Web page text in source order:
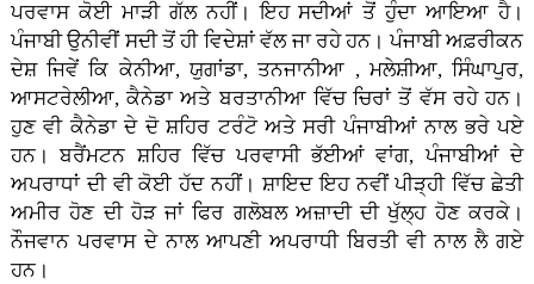
ਪਰਵਾਸ ਕੋਈ ਮਾੜੀ ਗੱਲ ਨਹੀਂ। ਇਹ ਸਦੀਆਂ ਤੋਂ ਹੁੰਦਾ ਆਇਆ ਹੈ।
ਪੰਜਾਬੀ ਉਨੀਵੀਂ ਸਦੀ ਤੋਂ ਹੀ ਵਿਦੇਸ਼ਾਂ ਵੱਲ ਜਾ ਰਹੇ ਹਨ। ਪੰਜਾਬੀ ਅਫ਼ਰੀਕਨ
ਦੇਸ਼ ਜਿਵੇਂ ਕਿ ਕੇਨੀਆ, ਯੁਗਾਂਡਾ, ਤਨਜਾਨੀਆ , ਮਲੇਸ਼ੀਆ, ਸਿੰਘਾਪੁਰ,
ਆਸਟਰੇਲੀਆ, ਕੈਨੇਡਾ ਅਤੇ ਬਰਤਾਨੀਆ ਵਿੱਚ ਚਿਰਾਂ ਤੋਂ ਵੱਸ ਰਹੇ ਹਨ।
ਹੁਣ ਵੀ ਕੈਨੇਡਾ ਦੇ ਦੋ ਸ਼ਹਿਰ ਟਰੰਟੋ ਅਤੇ ਸਰੀ ਪੰਜਾਬੀਆਂ ਨਾਲ ਭਰੇ ਪਏ
ਹਨ। ਬਰੈਂਮਟਨ ਸ਼ਹਿਰ ਵਿੱਚ ਪਰਵਾਸੀ ਭੱਈਆਂ ਵਾਂਗ, ਪੰਜਾਬੀਆਂ ਦੇ
ਅਪਰਾਧਾਂ ਦੀ ਵੀ ਕੋਈ ਹੱਦ ਨਹੀਂ। ਸ਼ਾਇਦ ਇਹ ਨਵੀਂ ਪੀੜ੍ਹੀ ਵਿੱਚ ਛੇਤੀ
ਅਮੀਰ ਹੋਣ ਦੀ ਹੋੜ ਜਾਂ ਫਿਰ ਗਲੋਬਲ ਅਜ਼ਾਦੀ ਦੀ ਖੁੱਲ੍ਹ ਹੋਣ ਕਰਕੇ।
ਨੌਜਵਾਨ ਪਰਵਾਸ ਦੇ ਨਾਲ ਆਪਣੀ ਅਪਰਾਧੀ ਬਿਰਤੀ ਵੀ ਨਾਲ ਲੈ ਗਏ
ਹਨ।